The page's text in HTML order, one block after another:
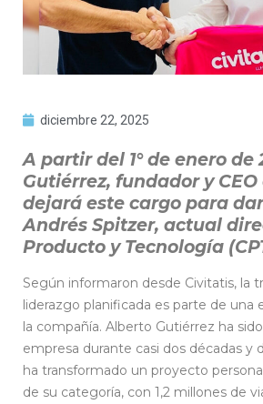
diciembre 22, 2025
A partir del 1° de enero de
Gutiérrez, fundador y
dejará este cargo para
Andrés Spitzer, actual
Producto y Tecnología
Según informaron desde Civitatis, la
liderazgo planificada es parte de una
la compañía. Alberto Gutiérrez ha
empresa durante casi dos décadas y
ha transformado un proyecto
de su categoría, con 1,2 millones de